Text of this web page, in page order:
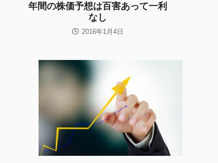
年間の株価予想は百害あって一利
なし
2016年1月4日